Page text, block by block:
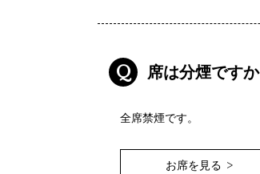
Q 席は分煙ですか
全席禁煙です。
お席を見る